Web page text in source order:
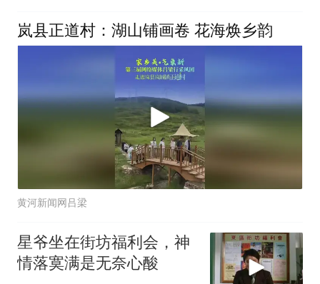
岚县正道村：湖山铺画卷 花海焕乡韵
黄河新闻网吕梁
星爷坐在街坊福利会，神
情落寞满是无奈心酸